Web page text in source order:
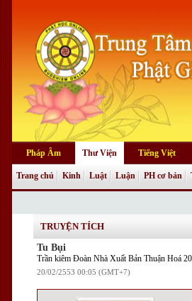
Pháp Âm Thư Viện Tiếng Việt
Trang chủ Kinh Luật Luận PH cơ bản
TRUYỆN TÍCH
Tu Bụi
Trần kiêm Đoàn Nhà Xuất Bản Thuận Hoá
20/02/2553 00:05 (GMT+7)